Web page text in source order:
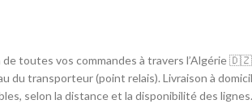
de toutes vos commandes à travers
du transporteur (point relais). Livraison à
selon la distance et la disponibilité des